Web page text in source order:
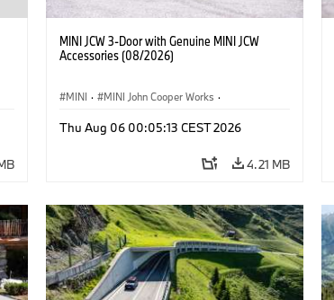
MINI JCW 3-Door with Genuine MINI JCW
Accessories (08/2026)
MINI · MINI John Cooper Works ·
Optional Extras, Accessories
Thu Aug 06 00:05:13 CEST 2026
4.21 MB